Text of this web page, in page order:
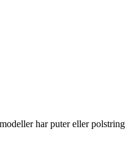
har puter eller polstring